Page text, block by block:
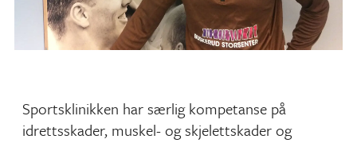
Sportsklinikken har særlig kompetanse på
idrettsskader, muskel- og skjelettskader og